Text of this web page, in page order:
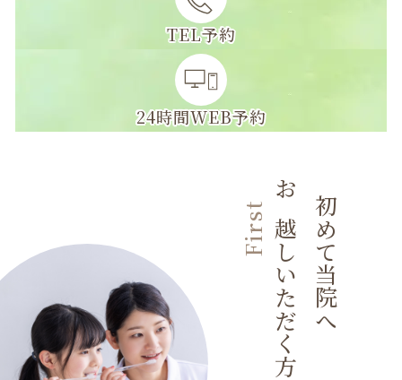
24時間WEB予約
お越しいただく方へ初めて当院へ